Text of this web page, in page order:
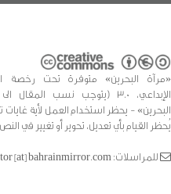
«مرآة البحرين» متوفرة تحت رخصة
الإبداعي، 3.0 (يتوجب نسب المقال
البحرين» - يحظر استخدام العمل لأية غايات
يُحظر القيام بأي تعديل، تحوير أو تغيير في
للمراسلات: editor [at] bahrainmirror.com